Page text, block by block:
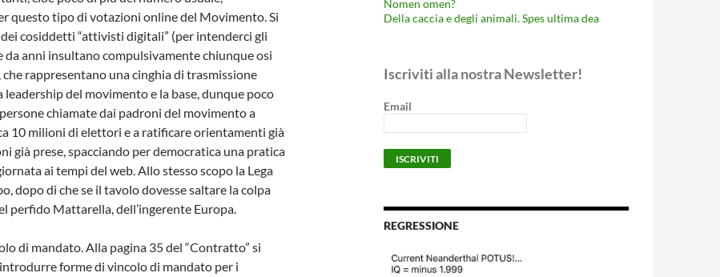
questo tipo di votazioni online del Movimento. Si
cosiddetti “attivisti digitali” (per intenderci gli
da anni insultano compulsivamente chiunque osi
rappresentano una cinghia di trasmissione
del movimento e la base, dunque poco
chiamate dai padroni del movimento a
10 milioni di elettori e a ratificare orientamenti già
già prese, spacciando per democratica una pratica
ai tempi del web. Allo stesso scopo la Lega
dopo di che se il tavolo dovesse saltare la colpa
perfido Mattarella, dell’ingerente Europa.
di mandato. Alla pagina 35 del “Contratto” si
forme di vincolo di mandato per i
Nomen omen?
Della caccia e degli animali. Spes ultima dea
Iscriviti alla nostra Newsletter!
Email
REGRESSIONE